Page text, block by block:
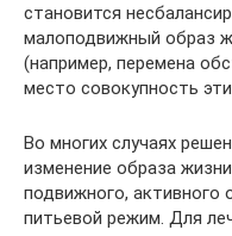
становится
малоподвижный образ
(например, перемена
место совокупность
Во многих случаях
изменение образа
подвижного, активного
питьевой режим. Для